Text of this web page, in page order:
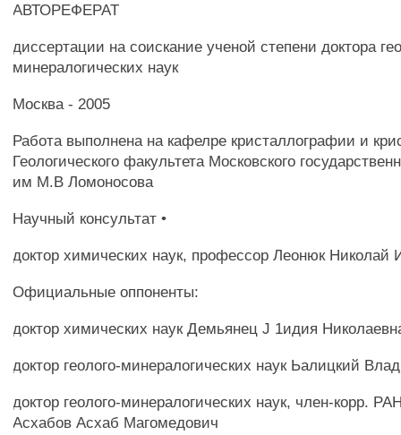
АВТОРЕФЕРАТ
диссертации на соискание ученой степени доктора
минералогических наук
Москва - 2005
Работа выполнена на кафелре кристаллографии и
Геологического факультета Московского
им М.В Ломоносова
Научный консультат •
доктор химических наук, профессор Леонюк Николай
Официальные оппоненты:
доктор химических наук Демьянец J 1идия
доктор геолого-минералогических наук Ьалицкий
доктор геолого-минералогических наук, член-корр.
Асхабов Асхаб Магомедович